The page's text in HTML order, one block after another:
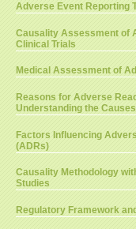
Adverse Event Reporting
Causality Assessment of
Clinical Trials
Medical Assessment of
Reasons for Adverse
Understanding the Causes
Factors Influencing
(ADRs)
Causality Methodology
Studies
Regulatory Framework